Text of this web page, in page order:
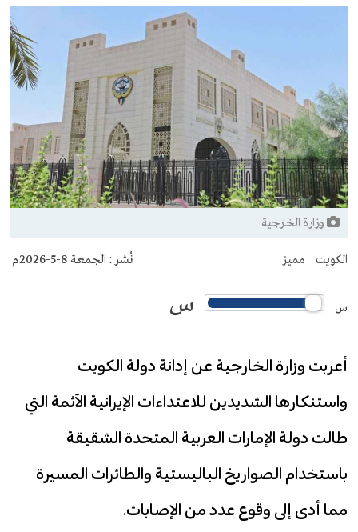
وزارة الخارجية
الكويت مميز نُشر : الجمعة 8-5-2026م
س س
أعربت وزارة الخارجية عن إدانة دولة الكويت
واستنكارها الشديدين للاعتداءات الإيرانية الآثمة التي
طالت دولة الإمارات العربية المتحدة الشقيقة
باستخدام الصواريخ الباليستية والطائرات المسيرة
مما أدى إلى وقوع عدد من الإصابات.